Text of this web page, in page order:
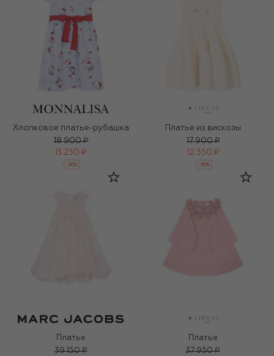
Хлопковое платье-рубашка
18 900 ₽
13 250 ₽
-30%
Платье из вискозы
17 900 ₽
12 550 ₽
-30%
Платье
39 150 ₽
Платье
37 950 ₽